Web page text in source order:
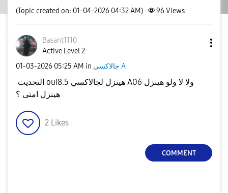
(Topic created on: 01-04-2026 04:32 AM) 96 Views
Basant1110
Active Level 2
‎01-03-2026 05:25 AM in جالاكسى A
هينزل امتى ؟
2 Likes
COMMENT